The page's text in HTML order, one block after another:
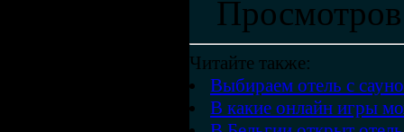
Просмотров
Читайте также:
Выбираем отель с
В какие онлайн игры